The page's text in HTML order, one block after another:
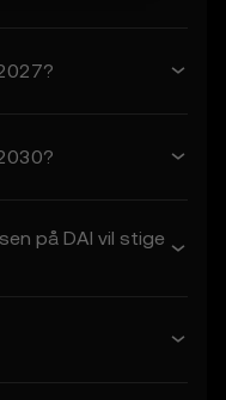
på DAI vil stige
eller
som
disse
og